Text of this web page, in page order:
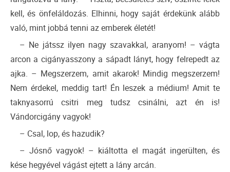
kell, és önfeláldozás. Elhinni, hogy saját érdekünk alább
való, mint jobbá tenni az emberek életét!
– Ne játssz ilyen nagy szavakkal, aranyom! – vágta
arcon a cigányasszony a sápadt lányt, hogy felrepedt az
ajka. – Megszerzem, amit akarok! Mindig megszerzem!
Nem érdekel, meddig tart! Én leszek a médium! Amit te
taknyasorrú csitri meg tudsz csinálni, azt én is!
Vándorcigány vagyok!
– Csal, lop, és hazudik?
– Jósnő vagyok! – kiáltotta el magát ingerülten, és
kése hegyével vágást ejtett a lány arcán.